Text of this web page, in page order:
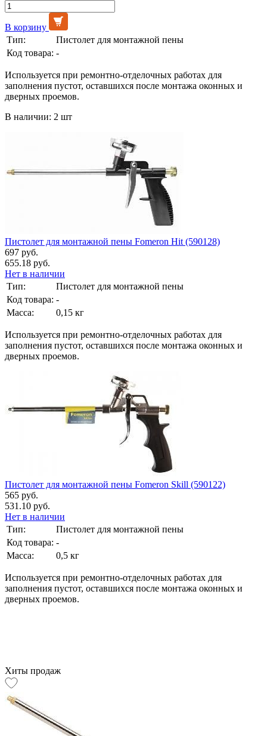
В корзину
Тип:
Пистолет для монтажной пены
Код товара: -
Используется при ремонтно-отделочных работах для
заполнения пустот, оставшихся после монтажа оконных и
дверных проемов.
В наличии: 2 шт
Пистолет для монтажной пены Fomeron Hit (590128)
697 руб.
655.18 руб.
Нет в наличии
Тип:
Пистолет для монтажной пены
Код товара: -
Масса:
0,15 кг
Используется при ремонтно-отделочных работах для
заполнения пустот, оставшихся после монтажа оконных и
дверных проемов.
Пистолет для монтажной пены Fomeron Skill (590122)
565 руб.
531.10 руб.
Нет в наличии
Тип:
Пистолет для монтажной пены
Код товара: -
Масса:
0,5 кг
Используется при ремонтно-отделочных работах для
заполнения пустот, оставшихся после монтажа оконных и
дверных проемов.
Хиты продаж